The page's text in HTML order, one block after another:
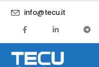
info@tecu.it